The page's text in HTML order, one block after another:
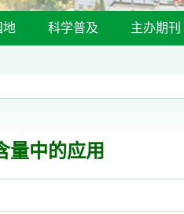
地 科学普及 主办期刊
量中的应用